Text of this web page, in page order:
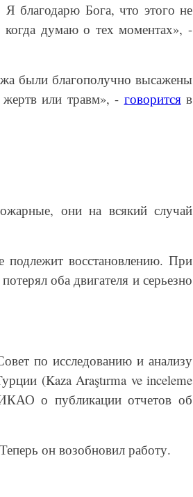
Я благодарю Бога, что этого не
думаю о тех моментах», -
были благополучно высажены
или травм», - говоритсяв
они на всякий случай
подлежит восстановлению. При
оба двигателя и серьезно
по исследованию и анализу
(Kaza Araştırma ve inceleme
о публикации отчетов об
он возобновил работу.